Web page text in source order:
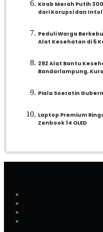
Kirab Merah Putih
dari Korupsi dan
Peduli Warga
Alat Kesehatan di 5
292 Alat Bantu
Bandarlampung,
Piala Soeratin
Laptop Premium
Zenbook 14 OLED